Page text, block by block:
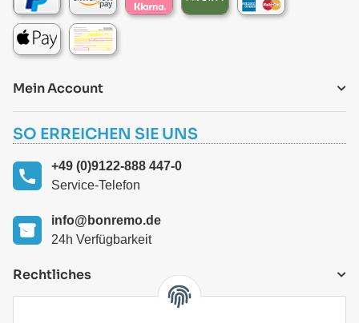
Mein Account
SO ERREICHEN SIE UNS
+49 (0)9122-888 447-0
Service-Telefon
info@bonremo.de
24h Verfügbarkeit
Rechtliches